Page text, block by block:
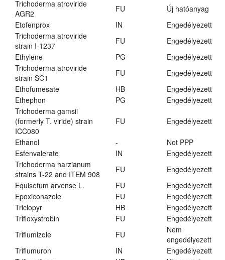
Trichoderma atroviride
AGR2
FU
Új hatóanyag
Etofenprox
IN
Engedélyezett
Trichoderma atroviride
strain I-1237
FU
Engedélyezett
Ethylene
PG
Engedélyezett
Trichoderma atroviride
strain SC1
FU
Engedélyezett
Ethofumesate
HB
Engedélyezett
Ethephon
PG
Engedélyezett
Trichoderma gamsii
(formerly T. viride) strain
ICC080
FU Engedélyezett
Ethanol -
Not PPP
Esfenvalerate
IN
Engedélyezett
Trichoderma harzianum
strains T-22 and ITEM 908
FU
Engedélyezett
Equisetum arvense L.
FU
Engedélyezett
Epoxiconazole
FU
Engedélyezett
Triclopyr
HB
Engedélyezett
Trifloxystrobin
FU
Engedélyezett
Triflumizole
FU
Nem
engedélyezett
Triflumuron
IN
Engedélyezett